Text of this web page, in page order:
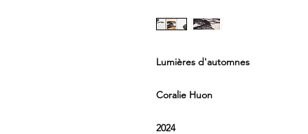
Lumières d'automnes
Coralie Huon
2024